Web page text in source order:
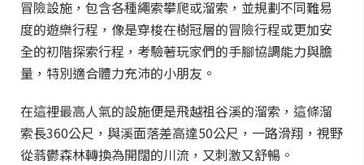
冒險設施，包含各種繩索攀爬或溜索，並規劃不同難易
度的遊樂行程，像是穿梭在樹冠層的冒險行程或更加安
全的初階探索行程，考驗著玩家們的手腳協調能力與膽
量，特別適合體力充沛的小朋友。
在這裡最高人氣的設施便是飛越祖谷溪的溜索，這條溜
索長360公尺，與溪面落差高達50公尺，一路滑翔，視野
從蓊鬱森林轉換為開闊的川流，又刺激又舒暢。